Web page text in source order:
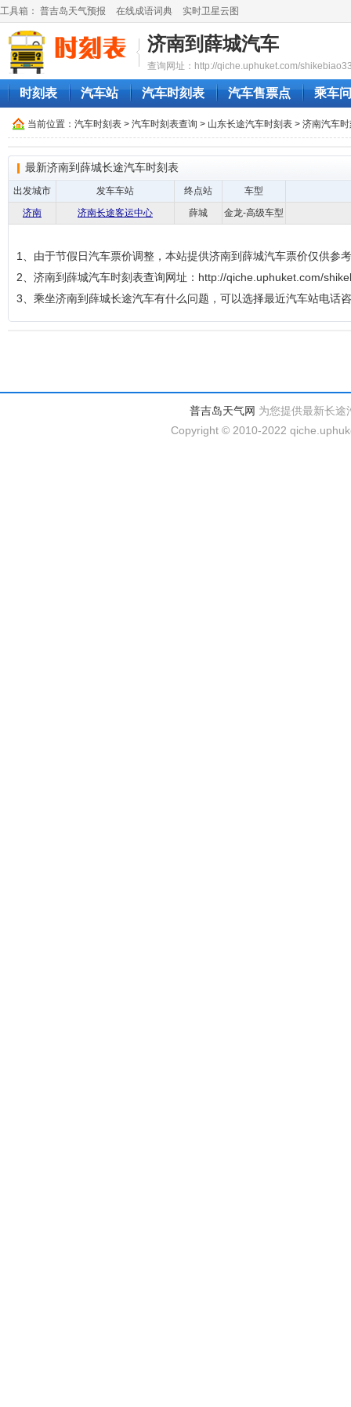
工具箱： 普吉岛天气预报 在线成语词典 实时卫星云图
济南到薛城汽车
查询网址：http://qiche.uphuket.com/
时刻表 汽车站 汽车时刻表 汽车售票点 乘车
当前位置： 汽车时刻表 > 汽车时刻表查询 > 山东长途汽车时刻表 > 济南汽车
最新济南到薛城长途汽车时刻表
出发城市 发车车站 终点站
车型
济南
济南长途客运中心 薛城 金龙-高级车型
1、由于节假日汽车票价调整，本站提供济南到薛城汽车票价仅供参
2、济南到薛城汽车时刻表查询网址：http://qiche.uphuket.com/
3、乘坐济南到薛城长途汽车有什么问题，可以选择最近汽车站电话
普吉岛天气网 为您提供最新长途
Copyright © 2010-2022